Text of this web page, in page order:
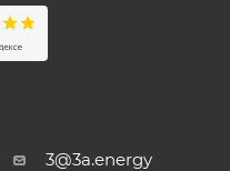
3@3a.energy